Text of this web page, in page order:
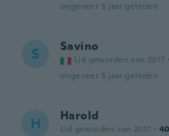
ongeveer 5 jaar geleden
S Savino
Lid geworden van 2017 ·
ongeveer 5 jaar geleden
H Harold
Lid geworden van 2017 · 40